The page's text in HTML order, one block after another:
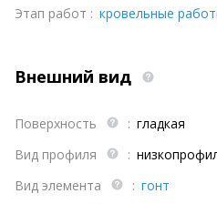
Этап работ : кровельные
Внешний вид
Поверхность : гладкая
Вид профиля
:
Вид элемента
: гонт